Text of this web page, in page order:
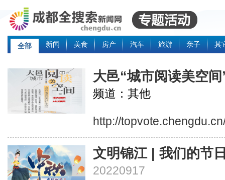
全部 新闻 美食 房产 汽车 旅游 亲子 其
大邑“城市阅读美空间
频道：其他
http://
文明锦江 | 我们的节
20220917